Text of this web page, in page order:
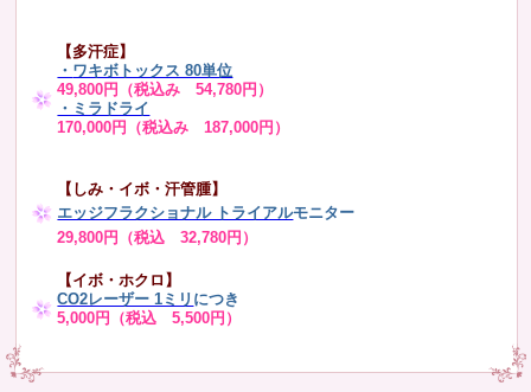
【多汗症】
・ ワキボトックス 80単位
49,800円（税込み 54,780円）
・ミラドライ
170,000円（税込み 187,000円）
【しみ・イボ・汗管腫】
エッジフラクショナル トライアルモニター
29,800円（税込 32,780円）
【イボ・ホクロ】
CO2レーザー 1ミリ につき
5,000円（税込 5,500円）